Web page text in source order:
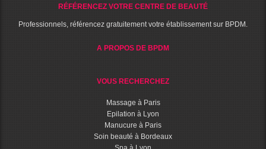
RÉFÉRENCEZ VOTRE CENTRE DE BEAUTÉ
Professionnels, référencez gratuitement votre établissement sur BPDM.
A PROPOS DE BPDM
VOUS RECHERCHEZ
Massage à Paris
Epilation à Lyon
Manucure à Paris
Soin beauté à Bordeaux